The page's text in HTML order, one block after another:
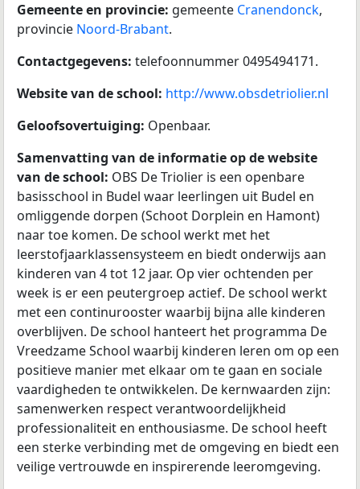
Gemeente en provincie: gemeente Cranendonck,
provincie Noord-Brabant.
Contactgegevens: telefoonnummer 0495494171.
Website van de school: http://www.obsdetriolier.nl
Geloofsovertuiging: Openbaar.
Samenvatting van de informatie op de website
van de school: OBS De Triolier is een openbare
basisschool in Budel waar leerlingen uit Budel en
omliggende dorpen (Schoot Dorplein en Hamont)
naar toe komen. De school werkt met het
leerstofjaarklassensysteem en biedt onderwijs aan
kinderen van 4 tot 12 jaar. Op vier ochtenden per
week is er een peutergroep actief. De school werkt
met een continurooster waarbij bijna alle kinderen
overblijven. De school hanteert het programma De
Vreedzame School waarbij kinderen leren om op een
positieve manier met elkaar om te gaan en sociale
vaardigheden te ontwikkelen. De kernwaarden zijn:
samenwerken respect verantwoordelijkheid
professionaliteit en enthousiasme. De school heeft
een sterke verbinding met de omgeving en biedt een
veilige vertrouwde en inspirerende leeromgeving.